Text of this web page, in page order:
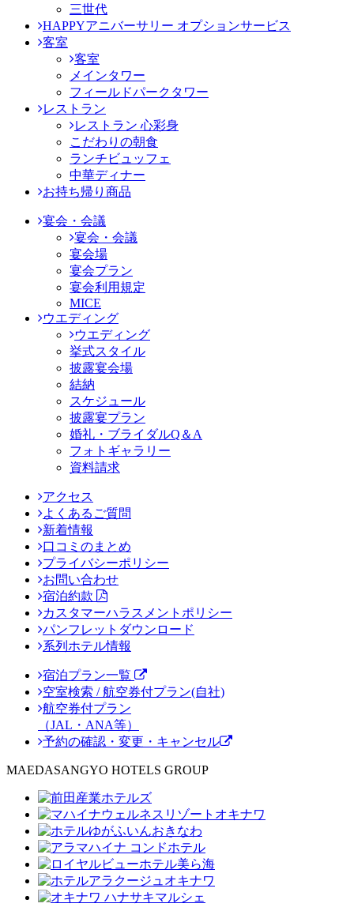
三世代
HAPPYアニバーサリー オプションサービス
客室
客室
メインタワー
フィールドパークタワー
レストラン
レストラン 心彩身
こだわりの朝食
ランチビュッフェ
中華ディナー
お持ち帰り商品
宴会・会議
宴会・会議
宴会場
宴会プラン
宴会利用規定
MICE
ウエディング
ウエディング
挙式スタイル
披露宴会場
結納
スケジュール
披露宴プラン
婚礼・ブライダルQ＆A
フォトギャラリー
資料請求
アクセス
よくあるご質問
新着情報
口コミのまとめ
プライバシーポリシー
お問い合わせ
宿泊約款
カスタマーハラスメントポリシー
パンフレットダウンロード
系列ホテル情報
宿泊プラン一覧
空室検索 / 航空券付プラン(自社)
航空券付プラン
（JAL・ANA等）
予約の確認・変更・キャンセル
MAEDASANGYO HOTELS GROUP